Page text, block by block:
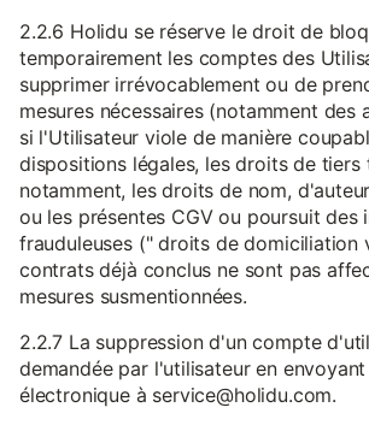
2.2.6 Holidu se réserve le droit de
temporairement les comptes des
supprimer irrévocablement ou de
mesures nécessaires (notamment des
si l'Utilisateur viole de manière
dispositions légales, les droits de tiers
notamment, les droits de nom,
ou les présentes CGV ou poursuit des
frauduleuses (" droits de domiciliation
contrats déjà conclus ne sont pas
mesures susmentionnées.
2.2.7 La suppression d'un compte
demandée par l'utilisateur en
électronique à service@holidu.com.